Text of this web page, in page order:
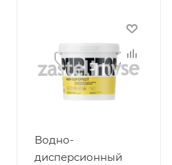
Водно-
дисперсионный